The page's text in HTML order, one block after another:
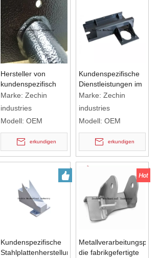
Hersteller von
kundenspezifisch
gefertigten
Schweißmetallprodukten
Marke: Zechin
industries
Modell: OEM
erkundigen
Kundenspezifische
Dienstleistungen im
Bereich
Stahlschweißen
Marke: Zechin
industries
Modell: OEM
erkundigen
Kundenspezifische
Stahlplattenherstellung
die fabrikgefertigte